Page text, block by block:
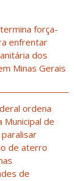
força-
enfrentar
dos
Minas Gerais
ordena
Municipal de
paralisar
de aterro
de